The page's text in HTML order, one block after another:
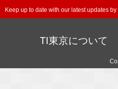
Keep up to date with our latest updates
TI東京について